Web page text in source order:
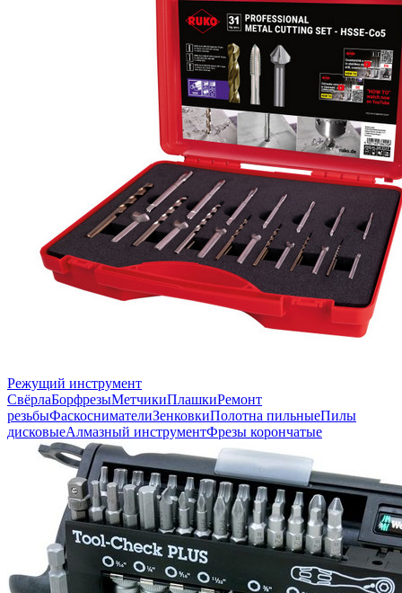
Режущий инструмент
СвёрлаБорфрезыМетчикиПлашкиРемонт
резьбыФаскоснимателиЗенковкиПолотна пильныеПилы
дисковыеАлмазный инструментФрезы корончатые